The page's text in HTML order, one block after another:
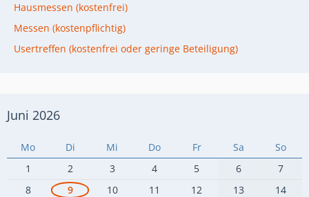
Hausmessen (kostenfrei)
Messen (kostenpflichtig)
Usertreffen (kostenfrei oder geringe Beteiligung)
Juni 2026
Mo Di Mi Do Fr Sa
So
1
2 3 4 5 6
7
8
9 10 11 12 13
14